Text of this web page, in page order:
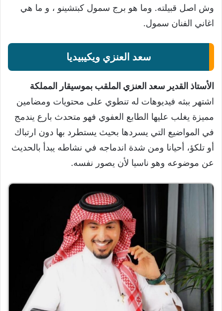
وش اصل قبيلته. وما هو برج سمول كبتشينو ، و ما هي
اغاني الفنان سمول.
سعد العنزي ويكيبيديا
الأستاذ القدير سعد العنزي الملقب بموسيقار المملكة
اشتهر ببثه فيديوهات له تنطوي على محتويات ومضامين
مميزة يغلب عليها الطابع العفوي فهو متحدث بارع يندمج
في المواضيع التي يسردها بحيث يستطرد بها دون ارتباك
أو تلكؤ، أحيانا ومن شدة اندماجه في نشاطه يبدأ بالحديث
عن موضوعه وهو ناسيا لأن يصور نفسه.